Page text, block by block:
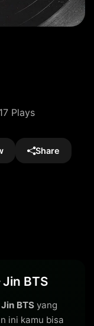
Plays
Share
BTS
Jin BTS yang
ini kamu bisa